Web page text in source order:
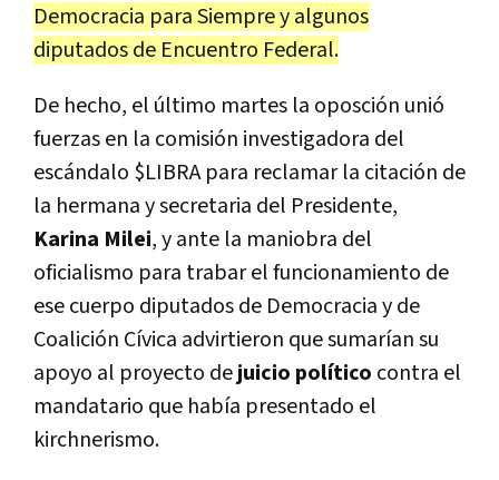
Democracia para Siempre y algunos
diputados de Encuentro Federal.
De hecho, el último martes la oposción unió
fuerzas en la comisión investigadora del
escándalo $LIBRA para reclamar la citación de
la hermana y secretaria del Presidente,
Karina Milei, y ante la maniobra del
oficialismo para trabar el funcionamiento de
ese cuerpo diputados de Democracia y de
Coalición Cívica advirtieron que sumarían su
apoyo al proyecto dejuicio político contra el
mandatario que había presentado el
kirchnerismo.